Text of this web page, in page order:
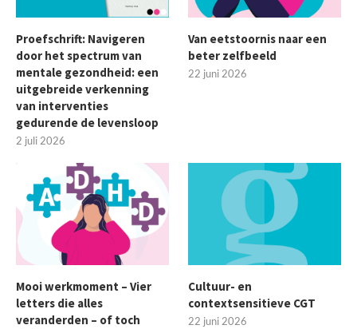
Proefschrift: Navigeren
door het spectrum van
mentale gezondheid: een
uitgebreide verkenning
van interventies
gedurende de levensloop
2 juli 2026
Van eetstoornis naar een
beter zelfbeeld
22 juni 2026
Mooi werkmoment – Vier
letters die alles
veranderden – of toch
Cultuur- en
contextsensitieve CGT
22 juni 2026